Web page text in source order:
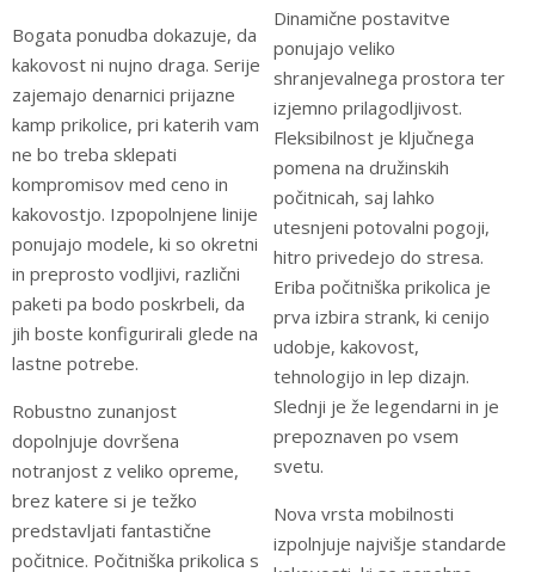
Bogata ponudba dokazuje, da
kakovost ni nujno draga. Serije
zajemajo denarnici prijazne
kamp prikolice, pri katerih vam
ne bo treba sklepati
kompromisov med ceno in
kakovostjo. Izpopolnjene linije
ponujajo modele, ki so okretni
in preprosto vodljivi, različni
paketi pa bodo poskrbeli, da
jih boste konfigurirali glede na
lastne potrebe.
Robustno zunanjost
dopolnjuje dovršena
notranjost z veliko opreme,
brez katere si je težko
predstavljati fantastične
počitnice. Počitniška prikolica s
Dinamične postavitve
ponujajo veliko
shranjevalnega prostora ter
izjemno prilagodljivost.
Fleksibilnost je ključnega
pomena na družinskih
počitnicah, saj lahko
utesnjeni potovalni pogoji,
hitro privedejo do stresa.
Eriba počitniška prikolica je
prva izbira strank, ki cenijo
udobje, kakovost,
tehnologijo in lep dizajn.
Slednji je že legendarni in je
prepoznaven po vsem
svetu.
Nova vrsta mobilnosti
izpolnjuje najvišje standarde